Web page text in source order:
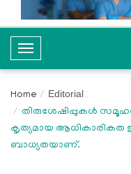
T
o
g
l
e
N
Home Editorial
തിരുശേഷിപ്പുകള്‍
കൃത്യമായ ആധികാരികത
ബാധ്യതയാണ്.